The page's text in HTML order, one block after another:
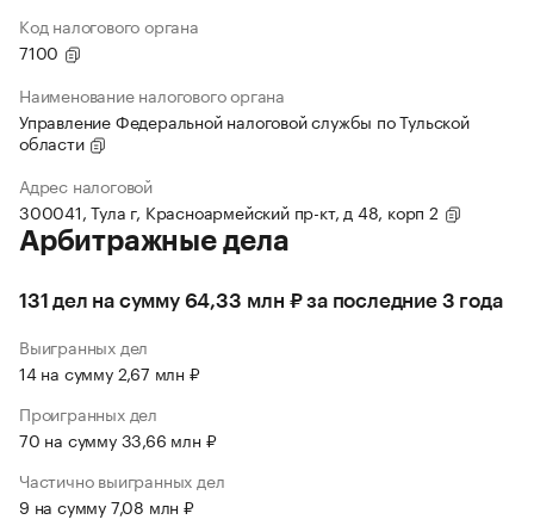
Код налогового органа
7100
Наименование налогового органа
Управление Федеральной налоговой службы по Тульской
области
Адрес налоговой
300041, Тула г, Красноармейский пр-кт, д 48, корп 2
Арбитражные дела
131 дел на сумму 64,33 млн ₽ за последние 3 года
Выигранных дел
14 на сумму 2,67 млн ₽
Проигранных дел
70 на сумму 33,66 млн ₽
Частично выигранных дел
9 на сумму 7,08 млн ₽